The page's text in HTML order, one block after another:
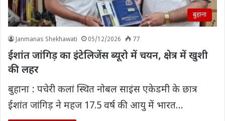
बुहाना
Janmanas Shekhawati 05/12/2026 77
ईशांत जांगिड़ का इंटेलिजेंस ब्यूरो में चयन, क्षेत्र में खुशी
की लहर
बुहाना : पचेरी कलां स्थित नोबल साइंस एकेडमी के छात्र
ईशांत जांगिड़ ने महज 17.5 वर्ष की आयु में भारत…